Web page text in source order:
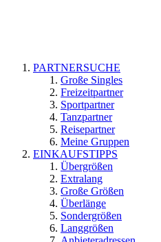
PARTNERSUCHE
Große Singles
Freizeitpartner
Sportpartner
Tanzpartner
Reisepartner
Meine Gruppen
EINKAUFSTIPPS
Übergrößen
Extralang
Große Größen
Überlänge
Sondergrößen
Langgrößen